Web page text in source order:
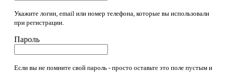
Укажите логин, email или номер телефона, которые вы использовали
при регистрации.
Пароль
Если вы не помните свой пароль - просто оставьте это поле пустым и